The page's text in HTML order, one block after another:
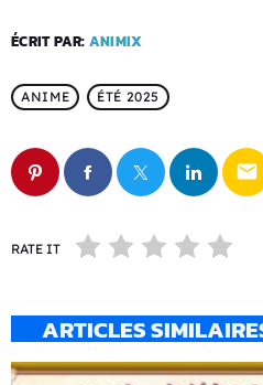
ÉCRIT PAR: ANIMIX
ANIME ÉTÉ 2025
email
RATE IT
ARTICLES